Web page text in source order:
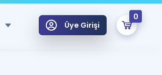
Üye Girişi
0